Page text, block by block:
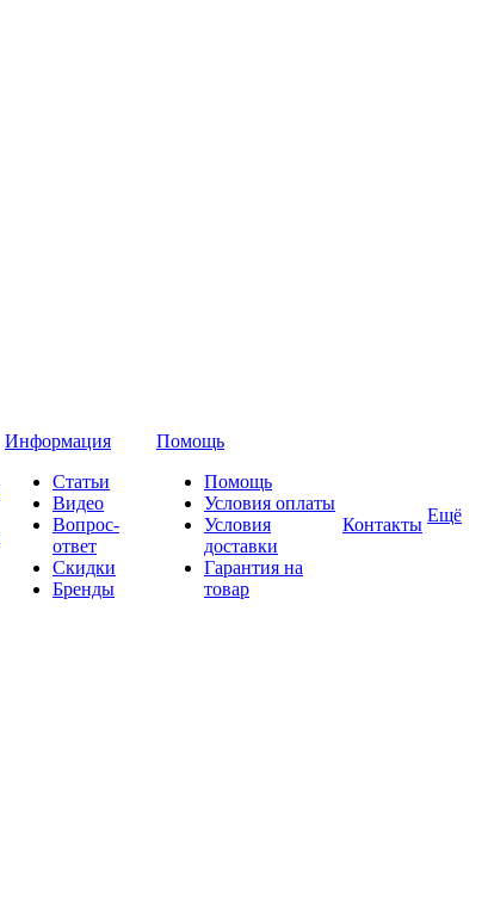
Информация
Статьи
Видео
Вопрос-
ответ
Скидки
Бренды
Помощь
Помощь
Условия оплаты
Условия
доставки
Гарантия на
товар
Контакты Ещё